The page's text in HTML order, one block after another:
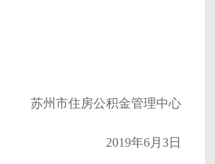
苏州市住房公积金管理中心
2019年6月3日